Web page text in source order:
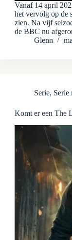
Vanaf 14 april
het vervolg op de
zien. Na vijf
de BBC nu
Glenn
Serie, Serie
Komt er een The